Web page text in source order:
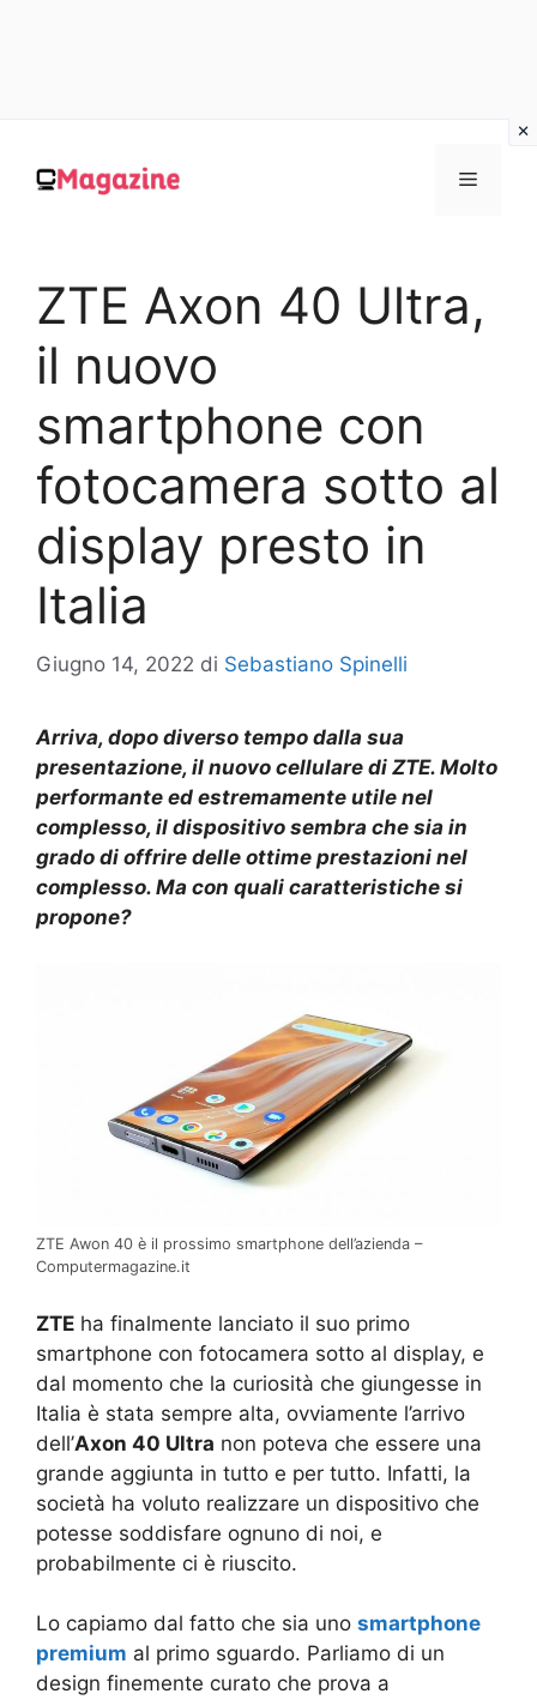
contenuto
MENU
ZTE Axon 40 Ultra,
il nuovo
smartphone con
fotocamera sotto al
display presto in
Italia
Giugno 14, 2022 di Sebastiano Spinelli
Arriva, dopo diverso tempo dalla sua
presentazione, il nuovo cellulare di ZTE. Molto
performante ed estremamente utile nel
complesso, il dispositivo sembra che sia in
grado di offrire delle ottime prestazioni nel
complesso. Ma con quali caratteristiche si
propone?
ZTE Awon 40 è il prossimo smartphone dell’azienda –
Computermagazine.it
ZTE ha finalmente lanciato il suo primo
smartphone con fotocamera sotto al display, e
dal momento che la curiosità che giungesse in
Italia è stata sempre alta, ovviamente l’arrivo
dell’Axon 40 Ultra non poteva che essere una
grande aggiunta in tutto e per tutto. Infatti, la
società ha voluto realizzare un dispositivo che
potesse soddisfare ognuno di noi, e
probabilmente ci è riuscito.
Lo capiamo dal fatto che sia uno smartphone
premium al primo sguardo. Parliamo di un
design finemente curato che prova a